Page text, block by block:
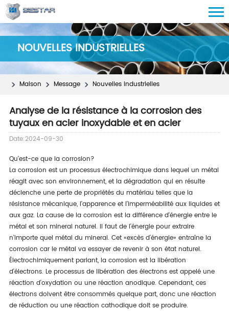
NOUVELLES INDUSTRIELLES
Maison Message Nouvelles industrielles
Analyse de la résistance à la corrosion des
tuyaux en acier inoxydable et en acier
Date:2024-09-30
Qu'est-ce que la corrosion?
La corrosion est un processus électrochimique dans lequel un métal
réagit avec son environnement, et la dégradation qui en résulte
déclenche une perte de propriétés du matériau telles que la
résistance mécanique, l'apparence et l'imperméabilité aux liquides et
aux gaz. La cause de la corrosion est la différence d'énergie entre le
métal et son minerai naturel. Il faut de l'énergie pour extraire
n'importe quel métal du minerai. Cet «excès d'énergie» entraîne la
corrosion car le métal va essayer de revenir à son état naturel.
Électrochimiquement parlant, la corrosion est la libération
d'électrons. Le processus de libération des électrons est appelé une
réaction d'oxydation ou une réaction anodique. Cependant, ces
électrons doivent être consommés quelque part, donc une réaction
de réduction ou une réaction cathodique doit se produire.